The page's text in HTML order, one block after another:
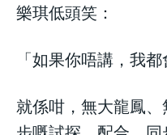
樂琪低頭笑：
「如果你唔講，我都
就係咁，無大龍鳳